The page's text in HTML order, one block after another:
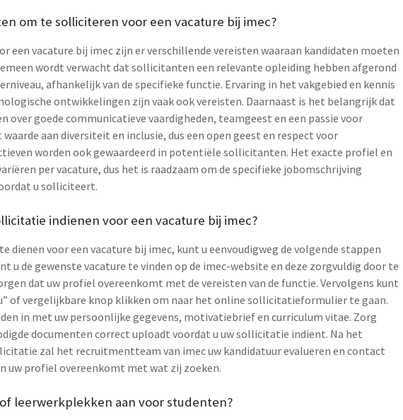
om te solliciteren voor een vacature bij imec?
een vacature bij imec zijn er verschillende vereisten waaraan kandidaten moeten
wordt verwacht dat sollicitanten een relevante opleiding hebben afgerond
afhankelijk van de specifieke functie. Ervaring in het vakgebied en kennis
ontwikkelingen zijn vaak ook vereisten. Daarnaast is het belangrijk dat
over goede communicatieve vaardigheden, teamgeest en een passie voor
aan diversiteit en inclusie, dus een open geest en respect voor
worden ook gewaardeerd in potentiële sollicitanten. Het exacte profiel en
per vacature, dus het is raadzaam om de specifieke jobomschrijving
u solliciteert.
indienen voor een vacature bij imec?
dienen voor een vacature bij imec, kunt u eenvoudigweg de volgende stappen
u de gewenste vacature te vinden op de imec-website en deze zorgvuldig door te
dat uw profiel overeenkomt met de vereisten van de functie. Vervolgens kunt
of vergelijkbare knop klikken om naar het online sollicitatieformulier te gaan.
in met uw persoonlijke gegevens, motivatiebrief en curriculum vitae. Zorg
documenten correct uploadt voordat u uw sollicitatie indient. Na het
zal het recruitmentteam van imec uw kandidatuur evalueren en contact
uw profiel overeenkomt met wat zij zoeken.
leerwerkplekken aan voor studenten?